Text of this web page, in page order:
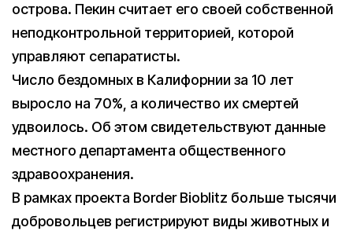
острова. Пекин считает его своей собственной
неподконтрольной территорией, которой
управляют сепаратисты.
Число бездомных в Калифорнии за 10 лет
выросло на 70%, а количество их смертей
удвоилось. Об этом свидетельствуют данные
местного департамента общественного
здравоохранения.
В рамках проекта Border Bioblitz больше тысячи
добровольцев регистрируют виды животных и